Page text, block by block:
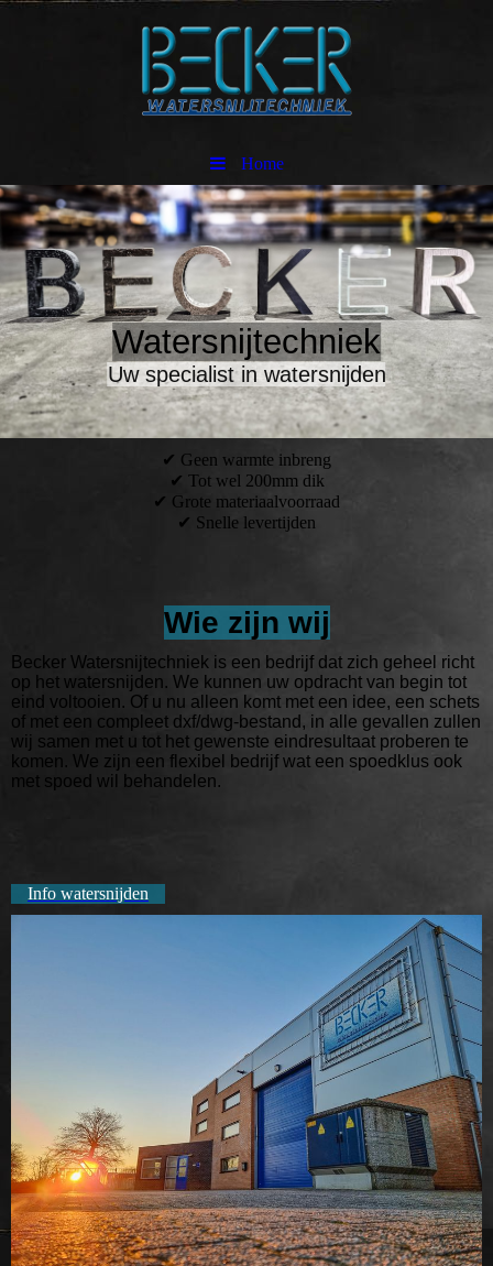
Home
Watersnijtechniek
Uw specialist in watersnijden
✔ Geen warmte inbreng
✔ Tot wel 200mm dik
✔ Grote materiaalvoorraad
✔ Snelle levertijden
Wie zijn wij
Becker Watersnijtechniek is een bedrijf dat zich geheel richt
op het watersnijden. We kunnen uw opdracht van begin tot
eind voltooien. Of u nu alleen komt met een idee, een schets
of met een compleet dxf/dwg-bestand, in alle gevallen zullen
wij samen met u tot het gewenste eindresultaat proberen te
komen. We zijn een flexibel bedrijf wat een spoedklus ook
met spoed wil behandelen.
Info watersnijden